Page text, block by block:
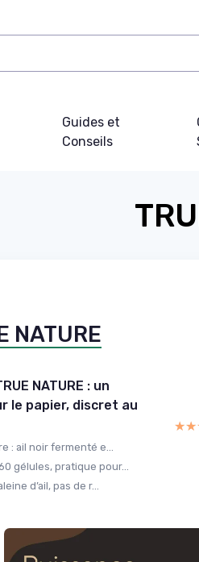
Guides et
Conseils
NATURE
NATURE : un
le papier, discret au
: ail noir fermenté e...
gélules, pratique pour...
d’ail, pas de r...